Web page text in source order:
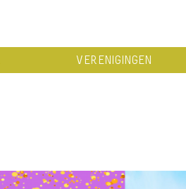
VERENIGINGEN